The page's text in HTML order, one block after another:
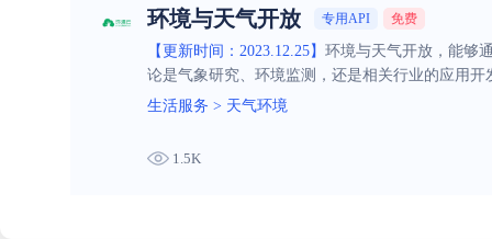
环境与天气开放 专用API 免费
【更新时间：2023.12.25】 环境与天气开放，能够
论是气象研究、环境监测，还是相关行业的应用
生活服务 > 天气环境
1.5K